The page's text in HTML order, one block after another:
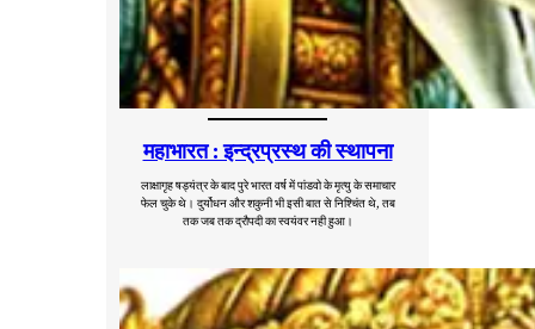
महाभारत : इन्द्रप्रस्थ की स्थापना
लाक्षागृह षड्यंत्र के बाद पुरे भारत वर्ष में पांडवो के मृत्यु के समाचार
फेल चुके थे। दुर्योधन और शकुनी भी इसी बात से निश्चिंत थे, तब
तक जब तक द्रौपदी का स्वयंवर नही हुआ।